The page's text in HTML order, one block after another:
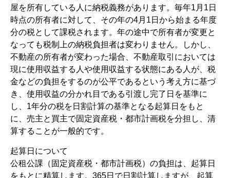
屋を所有している人に納税義務があります。毎年1月1日
時点の所有者に対して、その年の4月1日から始まる年度
分の税として課税されます。年の途中で所有者が変更と
なっても税制上の納税負担者は変わりません。しかし、
不動産の所有者が変わった場合、不動産取引においては
現に使用収益する人や使用収益する状態にある人が、税
金などの負担をするのが公平であるという考え方に基づ
き、使用収益の分かれ目である引渡し完了日を基準に
し、1年分の税を日割計算の基準となる起算日をもと
に、売主と買主で固定資産税・都市計画税を分担し、清
算することが一般的です。
起算日について
公租公課（固定資産税・都市計画税）の負担は、起算日
をもとに精算します。365日で日割計算しますが、起算